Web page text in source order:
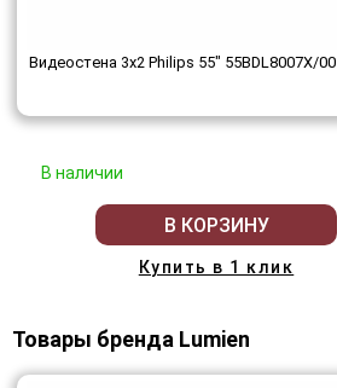
Видеостена 3x2 Philips 55" 55BDL8007X/00
В наличии
В КОРЗИНУ
Купить в 1 клик
Товары бренда Lumien